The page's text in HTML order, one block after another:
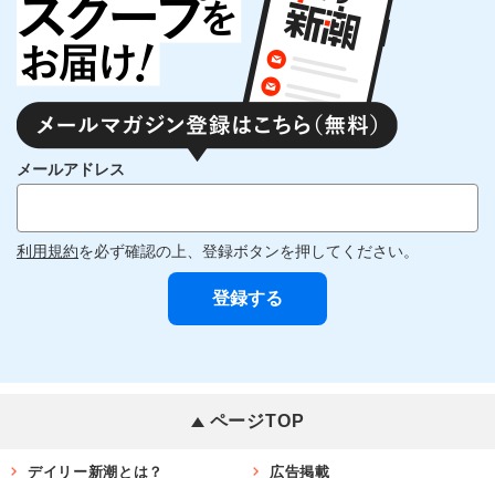
メールアドレス
利用規約を必ず確認の上、登録ボタンを押してください。
ページTOP
デイリー新潮とは？ 広告掲載